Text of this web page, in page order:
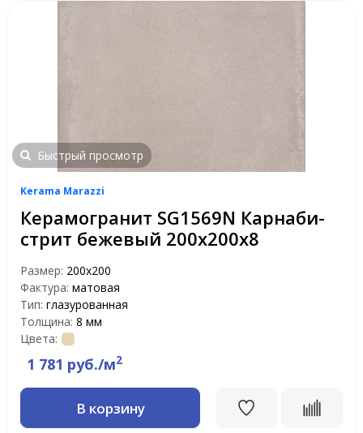
Быстрый просмотр
Kerama Marazzi
Керамогранит SG1569N Карнаби-
стрит бежевый 200х200х8
Размер: 200x200
Фактура: матовая
Тип: глазурованная
Толщина: 8 мм
Цвета:
1 781 руб./м2
В корзину